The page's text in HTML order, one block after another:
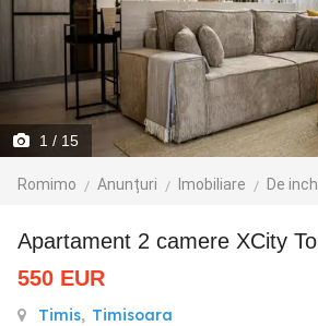
1 / 15
Romimo Anunțuri Imobiliare De
Apartament 2 camere XCity
550 EUR
Timis, Timisoara